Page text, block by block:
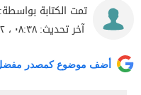
تمت الكتابة بواسطة:
آخر تحديث:٠٨:٣٨ ، ١٢ أبريل ٢٠١٨
أضف موضوع كمصدر